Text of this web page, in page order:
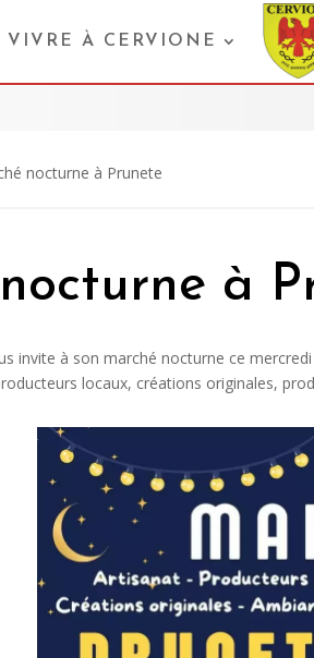
VIVRE À CERVIONE
nocturne à Prunete
à
invite à son marché nocturne ce
locaux, créations originales,